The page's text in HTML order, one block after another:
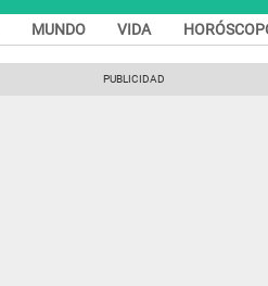
MUNDO VIDA